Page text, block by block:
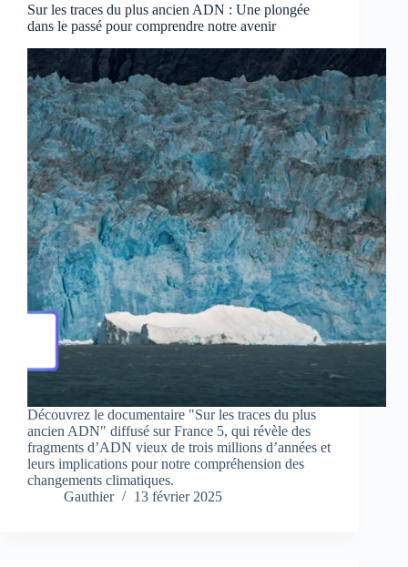
Sur les traces du plus ancien ADN : Une plongée
dans le passé pour comprendre notre avenir
Découvrez le documentaire "Sur les traces du plus
ancien ADN" diffusé sur France 5, qui révèle des
fragments d’ADN vieux de trois millions d’années et
leurs implications pour notre compréhension des
changements climatiques.
Gauthier
13 février 2025